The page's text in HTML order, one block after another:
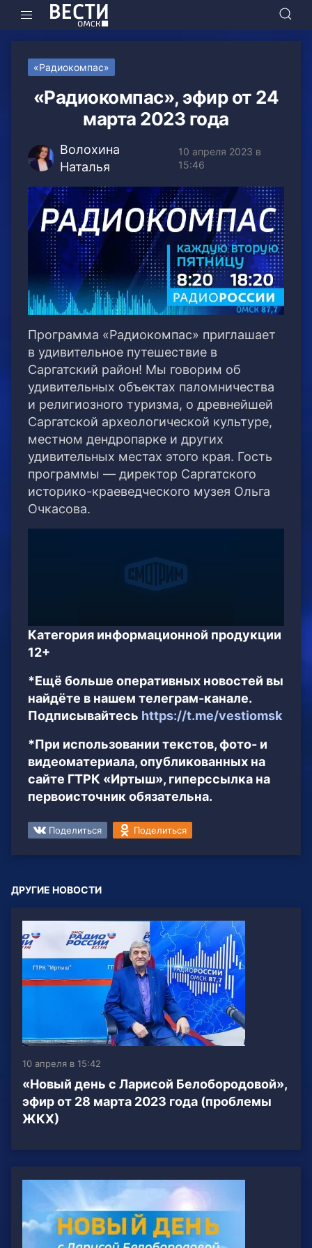
«Радиокомпас»
«Радиокомпас», эфир от 24
марта 2023 года
Волохина
Наталья
10 апреля 2023 в
15:46
Программа «Радиокомпас» приглашает
в удивительное путешествие в
Саргатский район! Мы говорим об
удивительных объектах паломничества
и религиозного туризма, о древнейшей
Саргатской археологической культуре,
местном дендропарке и других
удивительных местах этого края. Гость
программы — директор Саргатского
историко-краеведческого музея Ольга
Очкасова.
Категория информационной продукции
12+
*Ещё больше оперативных новостей вы
найдёте в нашем телеграм-канале.
Подписывайтесь https://t.me/vestiomsk
*При использовании текстов, фото- и
видеоматериала, опубликованных на
сайте ГТРК «Иртыш», гиперссылка на
первоисточник обязательна.
Поделиться Поделиться
ДРУГИЕ НОВОСТИ
10 апреля в 15:42
«Новый день с Ларисой Белобородовой»,
эфир от 28 марта 2023 года (проблемы
ЖКХ)